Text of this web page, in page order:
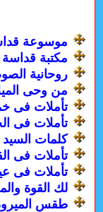
موسوعة
مكتبة قداسة
روحانية
من وحى
تأملات فى
تأملات فى
كلمات
تأملات فى
تأملات فى
لك القوة
طقس الميرون